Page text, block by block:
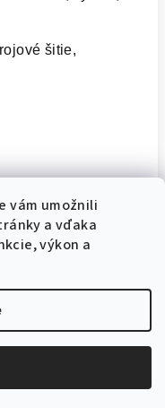
vám umožnili
a vďaka
výkon a
šitie,
Kabelky